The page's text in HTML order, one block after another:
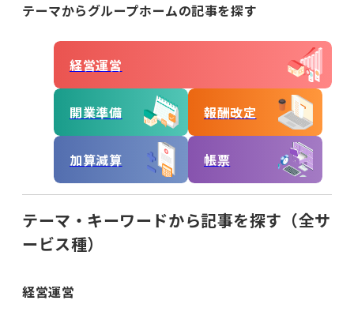
テーマからグループホームの記事を探す
経営運営
開業準備 報酬改定
加算減算 帳票
テーマ・キーワードから記事を探す（全サ
ービス種）
経営運営